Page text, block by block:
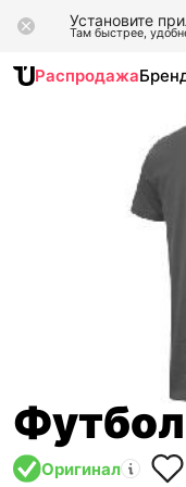
Установите
Там быстрее,
Распродажа
Оригинал